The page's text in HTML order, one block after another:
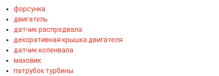
форсунка
двигатель
датчик распредвала
декоративная крышка двигателя
датчик коленвала
маховик
патрубок турбины